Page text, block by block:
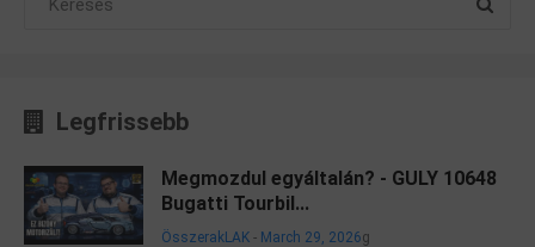
Legfrissebb
Megmozdul egyáltalán? - GULY 10648
Bugatti Tourbil...
ÖsszerakLAK - March 29, 2026g